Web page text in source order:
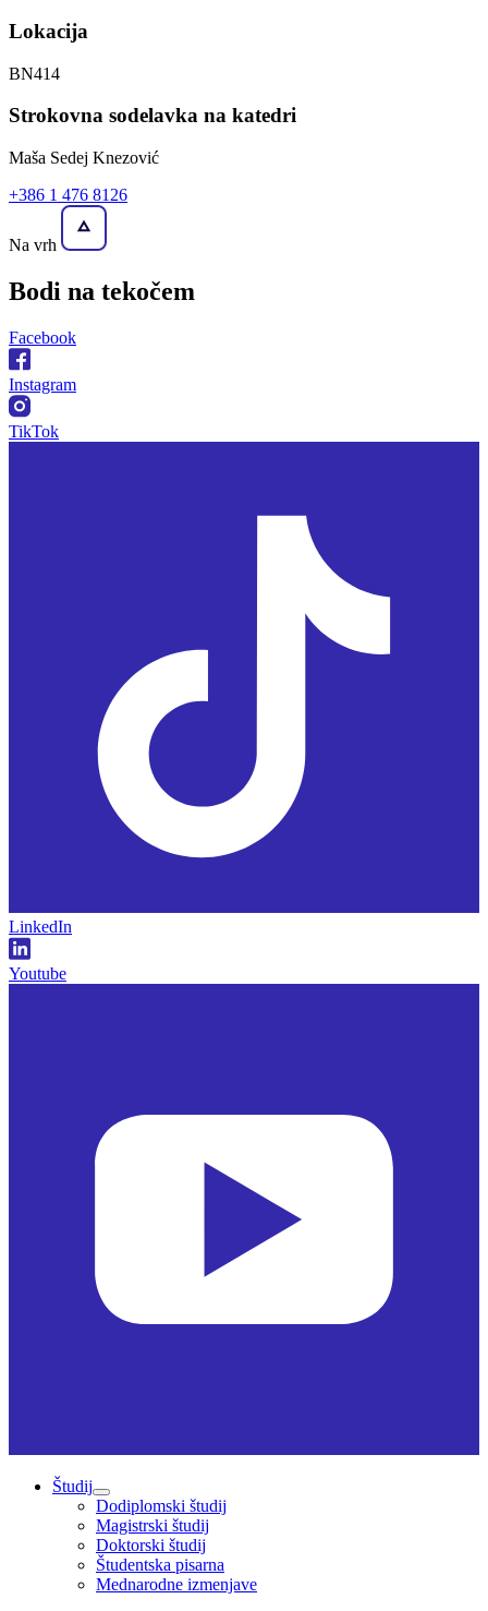
Lokacija
BN414
Strokovna sodelavka na katedri
Maša Sedej Knezović
+386 1 476 8126
Na vrh
Bodi na tekočem
Facebook
Instagram
TikTok
LinkedIn
Youtube
Študij
Dodiplomski študij
Magistrski študij
Doktorski študij
Študentska pisarna
Mednarodne izmenjave